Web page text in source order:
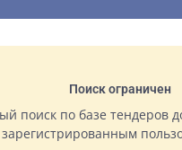
Поиск ограничен
поиск по базе тендеров
зарегистрированным